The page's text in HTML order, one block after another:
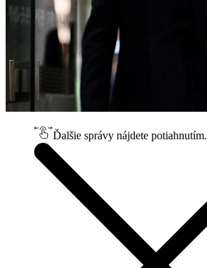
Ďalšie správy nájdete potiahnutím.